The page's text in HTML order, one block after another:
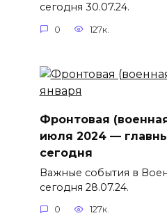
сегодня 30.07.24.
0 127к.
Фронтовая
июля 2024 —
сегодня
Важные события в
сегодня 28.07.24.
0 127к.